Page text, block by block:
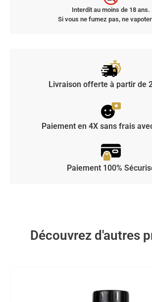
Interdit au moins de 18 ans.
Si vous ne fumez pas, ne
Livraison offerte à partir de
Paiement en 4X sans frais
Paiement 100%
Découvrez d'autres